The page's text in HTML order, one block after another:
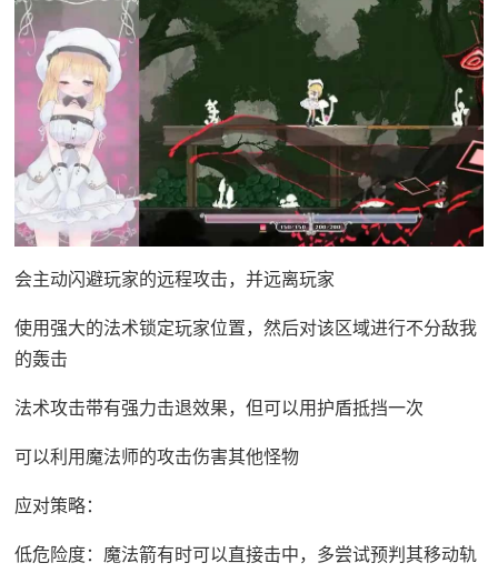
会主动闪避玩家的远程攻击，并远离玩家
使用强大的法术锁定玩家位置，然后对该区域进行不分敌我
的轰击
法术攻击带有强力击退效果，但可以用护盾抵挡一次
可以利用魔法师的攻击伤害其他怪物
应对策略：
低危险度：魔法箭有时可以直接击中，多尝试预判其移动轨